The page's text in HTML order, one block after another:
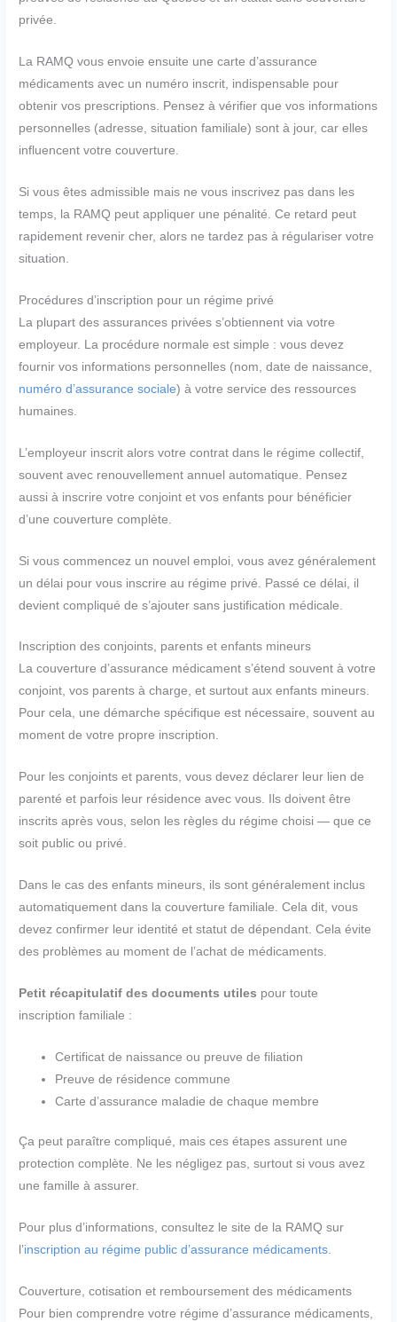
privée.
La RAMQ vous envoie ensuite une carte d’assurance
médicaments avec un numéro inscrit, indispensable pour
obtenir vos prescriptions. Pensez à vérifier que vos informations
personnelles (adresse, situation familiale) sont à jour, car elles
influencent votre couverture.
Si vous êtes admissible mais ne vous inscrivez pas dans les
temps, la RAMQ peut appliquer une pénalité. Ce retard peut
rapidement revenir cher, alors ne tardez pas à régulariser votre
situation.
Procédures d’inscription pour un régime privé
La plupart des assurances privées s’obtiennent via votre
employeur. La procédure normale est simple : vous devez
fournir vos informations personnelles (nom, date de naissance,
numéro d’assurance sociale) à votre service des ressources
humaines.
L’employeur inscrit alors votre contrat dans le régime collectif,
souvent avec renouvellement annuel automatique. Pensez
aussi à inscrire votre conjoint et vos enfants pour bénéficier
d’une couverture complète.
Si vous commencez un nouvel emploi, vous avez généralement
un délai pour vous inscrire au régime privé. Passé ce délai, il
devient compliqué de s’ajouter sans justification médicale.
Inscription des conjoints, parents et enfants mineurs
La couverture d’assurance médicament s’étend souvent à votre
conjoint, vos parents à charge, et surtout aux enfants mineurs.
Pour cela, une démarche spécifique est nécessaire, souvent au
moment de votre propre inscription.
Pour les conjoints et parents, vous devez déclarer leur lien de
parenté et parfois leur résidence avec vous. Ils doivent être
inscrits après vous, selon les règles du régime choisi — que ce
soit public ou privé.
Dans le cas des enfants mineurs, ils sont généralement inclus
automatiquement dans la couverture familiale. Cela dit, vous
devez confirmer leur identité et statut de dépendant. Cela évite
des problèmes au moment de l’achat de médicaments.
Petit récapitulatif des documents utiles pour toute
inscription familiale :
Certificat de naissance ou preuve de filiation
Preuve de résidence commune
Carte d’assurance maladie de chaque membre
Ça peut paraître compliqué, mais ces étapes assurent une
protection complète. Ne les négligez pas, surtout si vous avez
une famille à assurer.
Pour plus d’informations, consultez le site de la RAMQ sur
l’inscription au régime public d’assurance médicaments.
Couverture, cotisation et remboursement des médicaments
Pour bien comprendre votre régime d’assurance médicaments,